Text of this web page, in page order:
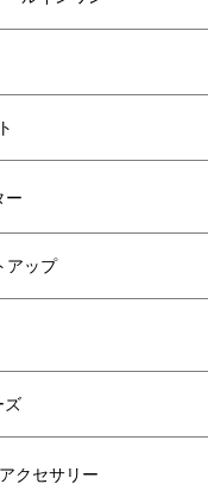
ー
アップ
ズ
クセサリー